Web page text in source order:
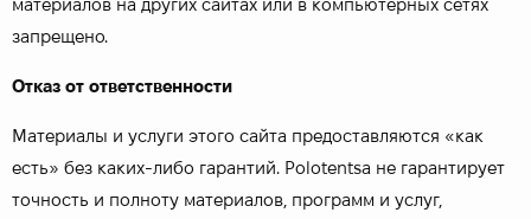
материалов на других сайтах или в компьютерных сетях
запрещено.
Отказ от ответственности
Материалы и услуги этого сайта предоставляются «как
есть» без каких-либо гарантий. Polotentsa не гарантирует
точность и полноту материалов, программ и услуг,